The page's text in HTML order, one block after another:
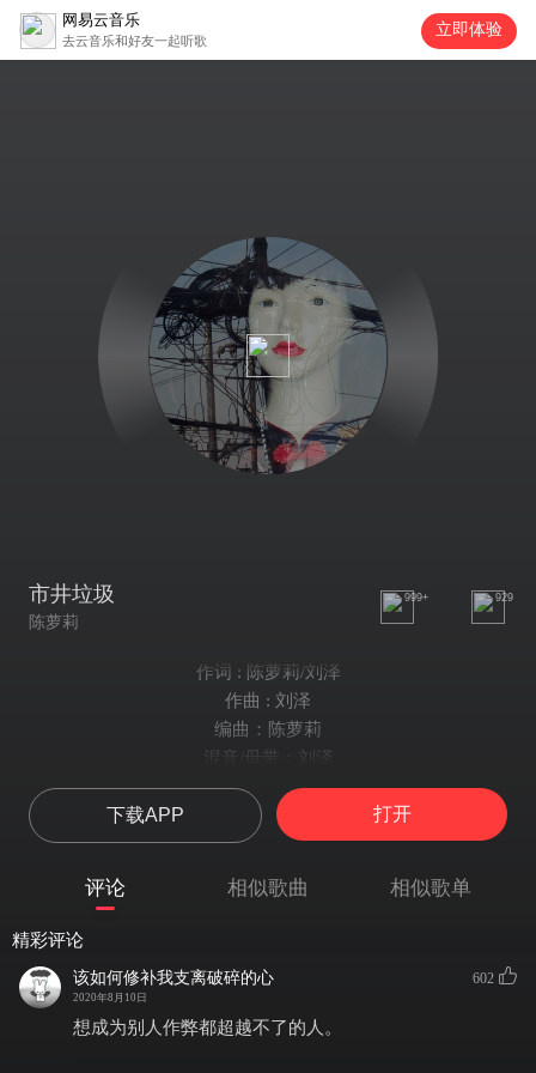
网易云音乐
去云音乐和好友一起听歌
立即体验
市井垃圾
陈萝莉
999+ 929
作词 : 陈萝莉/刘泽
作曲 : 刘泽
编曲：陈萝莉
混音/母带：刘泽
夏日的虫 难忍受
谁的梦
情绪脱水 放下烟嘴的疲惫
恶之气流 向往东 人心空
飘向空
坠往东
下载APP 打开
评论 相似歌曲 相似歌单
精彩评论
该如何修补我支离破碎的心
2020年8月10日
602
想成为别人作弊都超越不了的人。